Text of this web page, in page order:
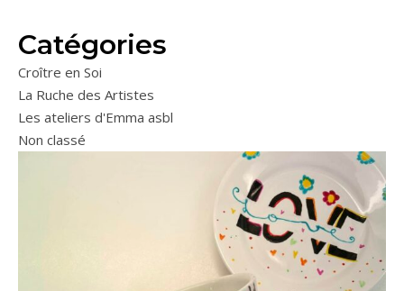
Catégories
Croître en Soi
La Ruche des Artistes
Les ateliers d'Emma asbl
Non classé